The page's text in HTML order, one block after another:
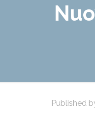
Published